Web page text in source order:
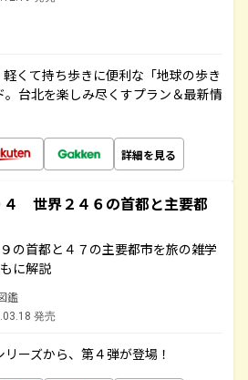
くて持ち歩きに便利な「地球の歩き
台北を楽しみ尽くすプラン＆最新情
詳細を見る
４ 世界２４６の首都と主要都
の首都と４７の主要都市を旅の雑学
に解説
鑑
発売
リーズから、第４弾が登場！